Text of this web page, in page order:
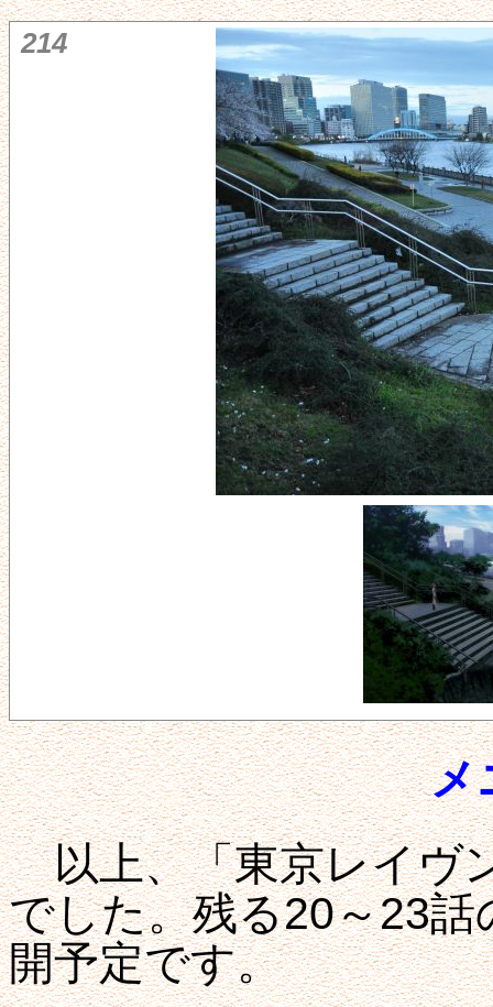
214
メ
以上、「東京レイヴ
でした。残る20～23
開予定です。